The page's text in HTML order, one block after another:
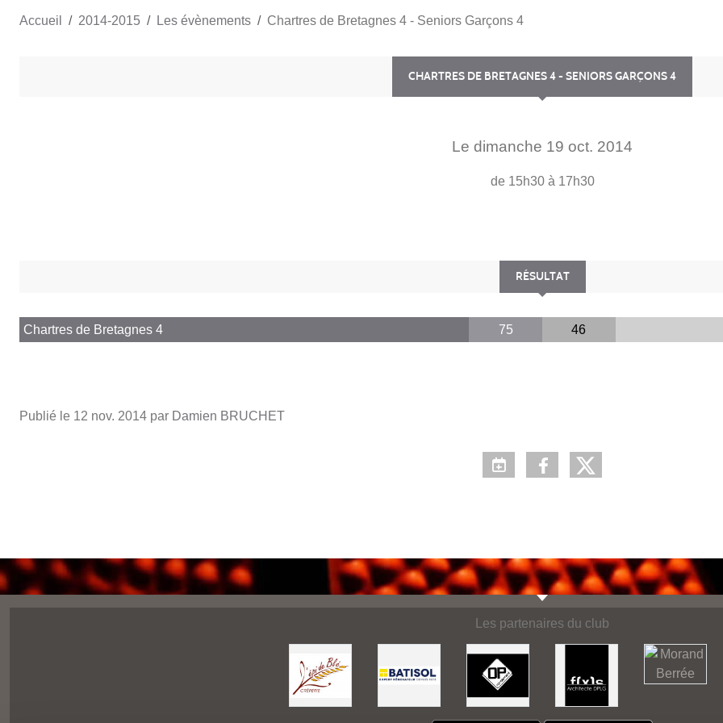
Accueil 2014-2015 Les évènements Chartres de Bretagnes 4 - Seniors Garçons 4
CHARTRES DE BRETAGNES 4 - SENIORS GARÇONS 4
Le dimanche 19 oct. 2014
de 15h30 à 17h30
RÉSULTAT
Chartres de Bretagnes 4 75 46
Publié le 12 nov. 2014 par Damien BRUCHET
Les partenaires du club